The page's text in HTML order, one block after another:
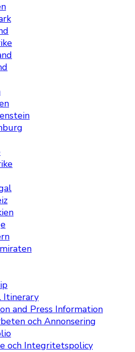
Itinerary
and Press Information
och Annonsering
och Integritetspolicy